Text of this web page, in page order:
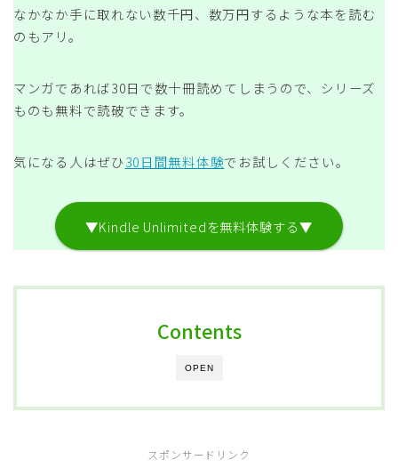
なかなか手に取れない数千円、数万円するような本を読む
のもアリ。
マンガであれば30日で数十冊読めてしまうので、シリーズ
ものも無料で読破できます。
気になる人はぜひ30日間無料体験でお試しください。
▼Kindle Unlimitedを無料体験する▼
OPEN
Contents
スポンサードリンク